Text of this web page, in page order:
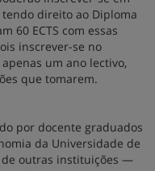
direito ao Diploma
60 ECTS com essas
inscrever-se no
um ano lectivo,
que tomarem.
por docente graduados
da Universidade de
de outras instituições —